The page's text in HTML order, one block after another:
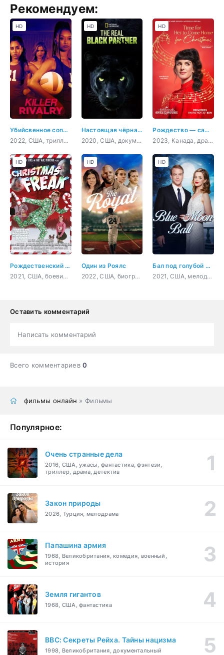
Рекомендуем:
Убийсвенное соперничество
2022, США, триллер, детектив
HD
Настоящая чёрная пантера
2020, США, документальный, короткометражка
HD
Рождество — самое время вернуться домой
2023, Канада, драма, мелодрама
HD
Рождественский чудак
2021, США, боевик, комедия
HD
Один из Роялс
2022, США, биография, спорт
HD
Бал под голубой луной
2021, США, мелодрама
HD
Оставить комментарий
Написать комментарий
Всего комментариев0
фильмы онлайн » Фильмы
Популярное:
Очень странные дела
2016, США, ужасы, фантастика, фэнтези,
триллер, драма, детектив
Закон природы
2026, Турция, мелодрама
Папашина армия
1968, Великобритания, комедия, военный,
история
Земля гигантов
1968, США, фантастика
BBC: Секреты Рейха. Тайны нацизма
1998, Великобритания, документальный